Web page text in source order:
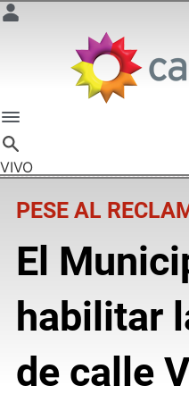
VIVO
PESE AL
El
habilitar
de calle